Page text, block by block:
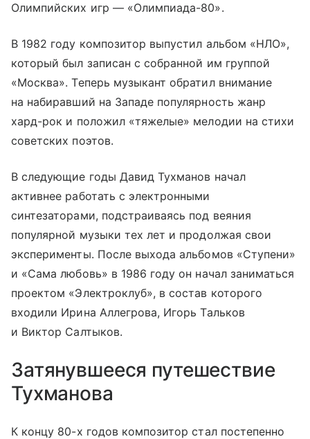
Олимпийских игр — «Олимпиада-80».
В 1982 году композитор выпустил альбом «НЛО»,
который был записан с собранной им группой
«Москва». Теперь музыкант обратил внимание
на набиравший на Западе популярность жанр
хард-рок и положил «тяжелые» мелодии на стихи
советских поэтов.
В следующие годы Давид Тухманов начал
активнее работать с электронными
синтезаторами, подстраиваясь под веяния
популярной музыки тех лет и продолжая свои
эксперименты. После выхода альбомов «Ступени»
и «Сама любовь» в 1986 году он начал заниматься
проектом «Электроклуб», в состав которого
входили Ирина Аллегрова, Игорь Тальков
и Виктор Салтыков.
Затянувшееся путешествие
Тухманова
К концу 80-х годов композитор стал постепенно